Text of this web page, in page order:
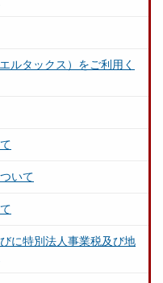
ルタックス）をご利用く
いて
に特別法人事業税及び地